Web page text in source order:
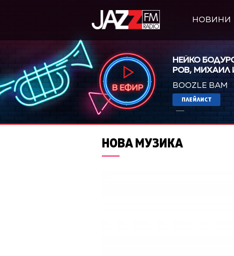
НОВИНИ
НЕЙКО
РОВ,
BOOZLE BAM
ПЛЕЙЛИСТ
Pop out
НОВА МУЗИКА